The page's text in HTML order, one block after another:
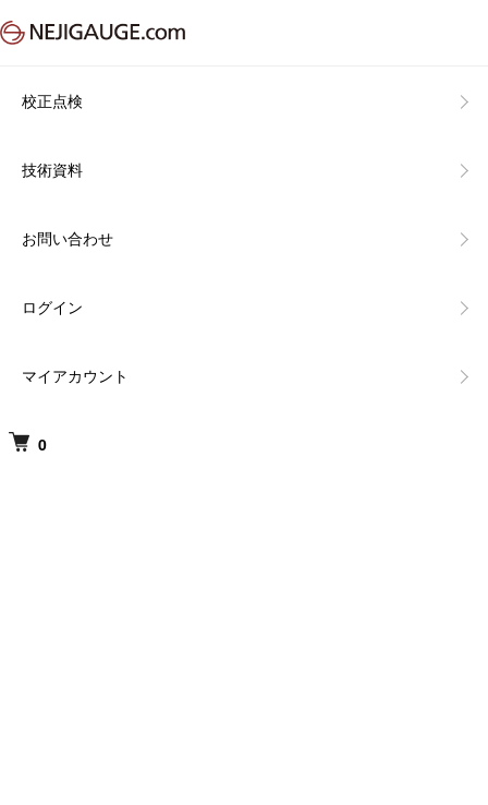
校正点検
技術資料
お問い合わせ
ログイン
マイアカウント
0